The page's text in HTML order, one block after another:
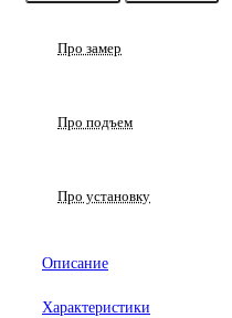
Про замер
Про подъем
Про установку
Описание
Характеристики